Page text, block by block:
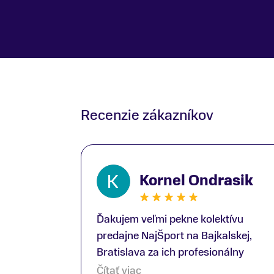
Recenzie zákazníkov
Kornel Ondrasik
Ďakujem veľmi pekne kolektívu
predajne NajŠport na Bajkalskej,
Bratislava za ich profesionálny
prístup k zákazníkom; Zvlášť
Čítať viac